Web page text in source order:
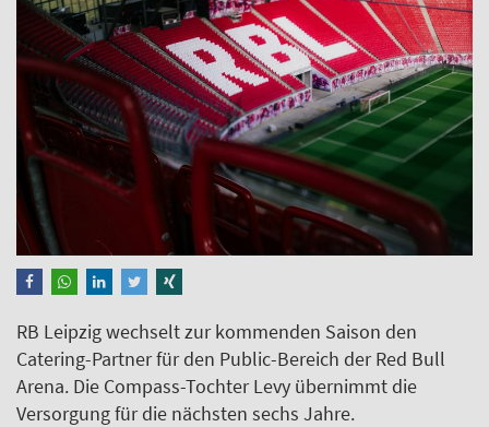
RB Leipzig wechselt zur kommenden Saison den
Catering-Partner für den Public-Bereich der Red Bull
Arena. Die Compass-Tochter Levy übernimmt die
Versorgung für die nächsten sechs Jahre.